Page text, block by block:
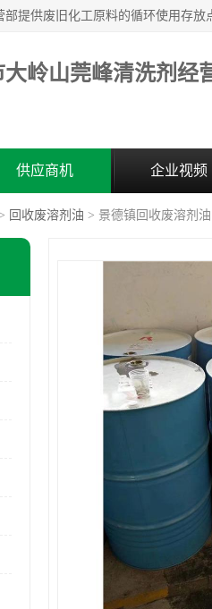
大岭山莞峰清洗剂经
供应商机 企业视频
回收废溶剂油 > 景德镇回收废溶剂